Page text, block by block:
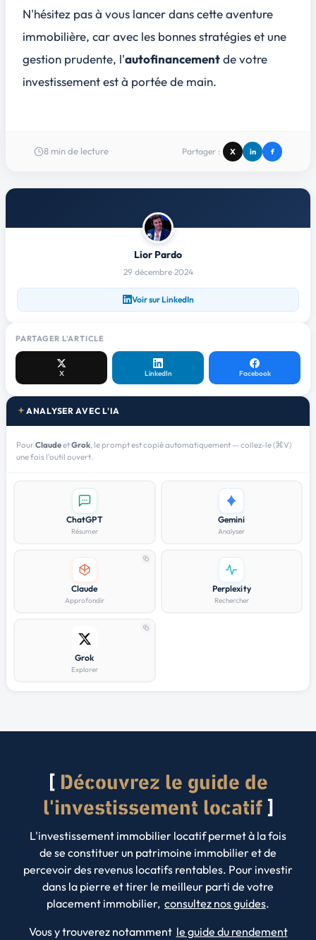
N'hésitez pas à vous lancer dans cette aventure
immobilière, car avec les bonnes stratégies et une
gestion prudente, l'autofinancementde votre
investissement est à portée de main.
8 min de lecture Partager : X in f
Lior Pardo
29 décembre 2024
Voir sur LinkedIn
PARTAGER L'ARTICLE
X LinkedIn Facebook
ANALYSER AVEC L'IA
PourClaudeetGrok, le prompt est copié automatiquement — collez-le (⌘V)
une fois l'outil ouvert.
ChatGPT
Résumer
Gemini
Analyser
Claude
Approfondir
Perplexity
Rechercher
Grok
Explorer
Découvrez le guide de
l'investissement locatif
L'investissement immobilier locatif permet à la fois
de se constituer un patrimoine immobilier et de
percevoir des revenus locatifs rentables. Pour investir
dans la pierre et tirer le meilleur parti de votre
placement immobilier, consultez nos guides.
Vous y trouverez notamment le guide du rendement